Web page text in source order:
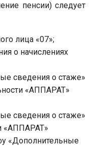
пенсии) следует
лица «07»;
о начислениях
сведения о стаже»
«АППАРАТ»
сведения о стаже»
«АППАРАТ»
«Дополнительные